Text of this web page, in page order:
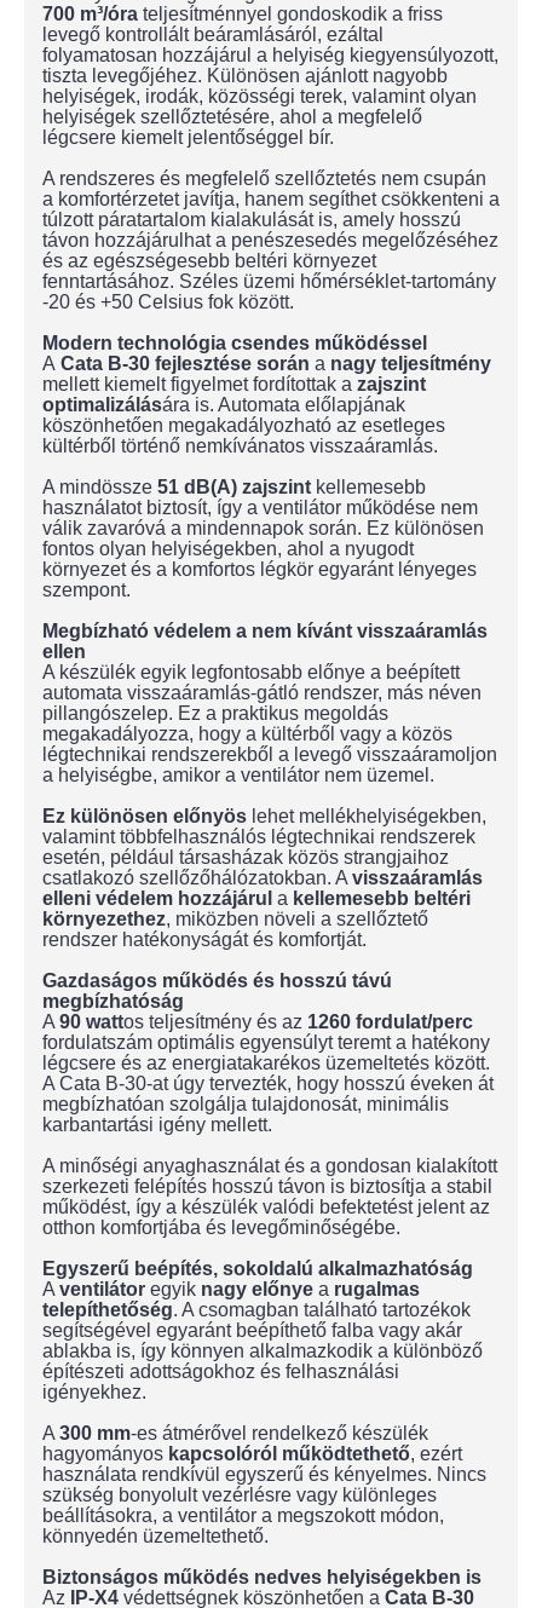
700 m³/óra teljesítménnyel gondoskodik a friss
levegő kontrollált beáramlásáról, ezáltal
folyamatosan hozzájárul a helyiség kiegyensúlyozott,
tiszta levegőjéhez. Különösen ajánlott nagyobb
helyiségek, irodák, közösségi terek, valamint olyan
helyiségek szellőztetésére, ahol a megfelelő
légcsere kiemelt jelentőséggel bír.
A rendszeres és megfelelő szellőztetés nem csupán
a komfortérzetet javítja, hanem segíthet csökkenteni a
túlzott páratartalom kialakulását is, amely hosszú
távon hozzájárulhat a penészesedés megelőzéséhez
és az egészségesebb beltéri környezet
fenntartásához. Széles üzemi hőmérséklet-tartomány
-20 és +50 Celsius fok között.
Modern technológia csendes működéssel
A Cata B-30 fejlesztése során a nagy teljesítmény
mellett kiemelt figyelmet fordítottak a zajszint
optimalizálására is. Automata előlapjának
köszönhetően megakadályozható az esetleges
kültérből történő nemkívánatos visszaáramlás.
A mindössze 51 dB(A) zajszint kellemesebb
használatot biztosít, így a ventilátor működése nem
válik zavaróvá a mindennapok során. Ez különösen
fontos olyan helyiségekben, ahol a nyugodt
környezet és a komfortos légkör egyaránt lényeges
szempont.
Megbízható védelem a nem kívánt visszaáramlás
ellen
A készülék egyik legfontosabb előnye a beépített
automata visszaáramlás-gátló rendszer, más néven
pillangószelep. Ez a praktikus megoldás
megakadályozza, hogy a kültérből vagy a közös
légtechnikai rendszerekből a levegő visszaáramoljon
a helyiségbe, amikor a ventilátor nem üzemel.
Ez különösen előnyös lehet mellékhelyiségekben,
valamint többfelhasználós légtechnikai rendszerek
esetén, például társasházak közös strangjaihoz
csatlakozó szellőzőhálózatokban. A visszaáramlás
elleni védelem hozzájárul a kellemesebb beltéri
környezethez, miközben növeli a szellőztető
rendszer hatékonyságát és komfortját.
Gazdaságos működés és hosszú távú
megbízhatóság
A 90 wattos teljesítmény és az 1260 fordulat/perc
fordulatszám optimális egyensúlyt teremt a hatékony
légcsere és az energiatakarékos üzemeltetés között.
A Cata B-30-at úgy tervezték, hogy hosszú éveken át
megbízhatóan szolgálja tulajdonosát, minimális
karbantartási igény mellett.
A minőségi anyaghasználat és a gondosan kialakított
szerkezeti felépítés hosszú távon is biztosítja a stabil
működést, így a készülék valódi befektetést jelent az
otthon komfortjába és levegőminőségébe.
Egyszerű beépítés, sokoldalú alkalmazhatóság
A ventilátor egyik nagy előnye a rugalmas
telepíthetőség. A csomagban található tartozékok
segítségével egyaránt beépíthető falba vagy akár
ablakba is, így könnyen alkalmazkodik a különböző
építészeti adottságokhoz és felhasználási
igényekhez.
A 300 mm-es átmérővel rendelkező készülék
hagyományos kapcsolóról működtethető, ezért
használata rendkívül egyszerű és kényelmes. Nincs
szükség bonyolult vezérlésre vagy különleges
beállításokra, a ventilátor a megszokott módon,
könnyedén üzemeltethető.
Biztonságos működés nedves helyiségekben is
Az
IP-X4 védettségnek köszönhetően a Cata B-30